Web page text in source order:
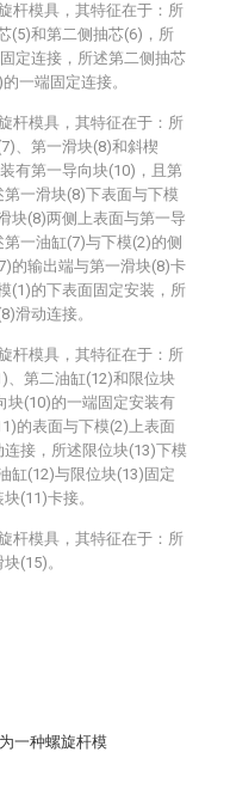
一种螺旋杆模
杆模具，其特征在于：所
(5)和第二侧抽芯(6)，所
定连接，所述第二侧抽芯
一端固定连接。
杆模具，其特征在于：所
、第一滑块(8)和斜楔
有第一导向块(10)，且第
一滑块(8)下表面与下模
块(8)两侧上表面与第一导
一油缸(7)与下模(2)的侧
的输出端与第一滑块(8)卡
(1)的下表面固定安装，所
滑动连接。
杆模具，其特征在于：所
、第二油缸(12)和限位块
块(10)的一端固定安装有
的表面与下模(2)上表面
接，所述限位块(13)下模
缸(12)与限位块(13)固定
(11)卡接。
杆模具，其特征在于：所
(15)。